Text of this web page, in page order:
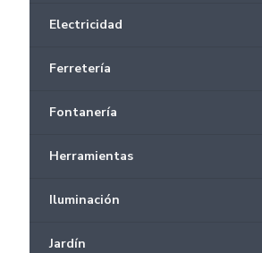
Electricidad
Ferretería
Fontanería
Herramientas
Iluminación
Jardín